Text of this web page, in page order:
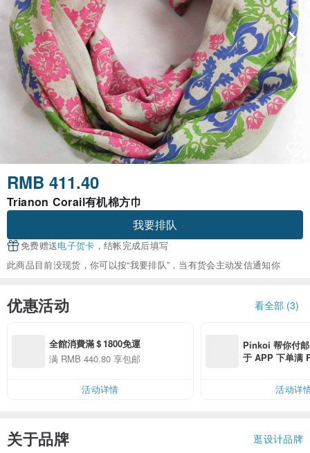
RMB 411.40
Trianon Corail有机棉方巾
我要排队
免费赠送电子贺卡 ，结帐完成后填写
此商品目前没现货，你可以按“我要排队”，当有货会主动发信通知你
优惠活动 看全部 (3)
全館消費滿＄1800免運
满 RMB 440.80 享包邮
活动详情
Pinkoi 帮你付
于 APP 下单满
活动详
关于品牌 逛设计品牌